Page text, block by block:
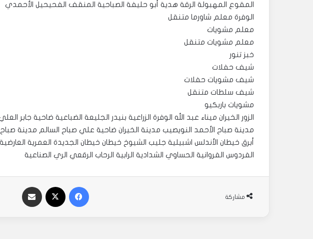
المقوع المهبولة الرقة هدية أبو حليفة الصباحية المنقف الفحيحيل الأحمدي
الوفرة معلم شاورما متنقل
معلم مشويات
معلم مشويات متنقل
خبز تنور
شيف حفلات
شيف مشويات حفلات
شيف سلطات متنقل
مشويات باربكيو
الزور الخيران ميناء عبد الله الوفرة الزراعية بنيدر الجليعة الضباعية ضاحية جابر
مدينة صباح الأحمد النويصيب مدينة الخيران ضاحية علي صباح السالم مدينة صباح
أبرق خيطان الأندلس اشبيلية جليب الشيوخ خيطان خيطان الجديدة العمرية العارضية
الفردوس الفروانية الحساوي الشدادية الرابية الرحاب الرقعي الري الصناعية
مشاركة
فيسبوك